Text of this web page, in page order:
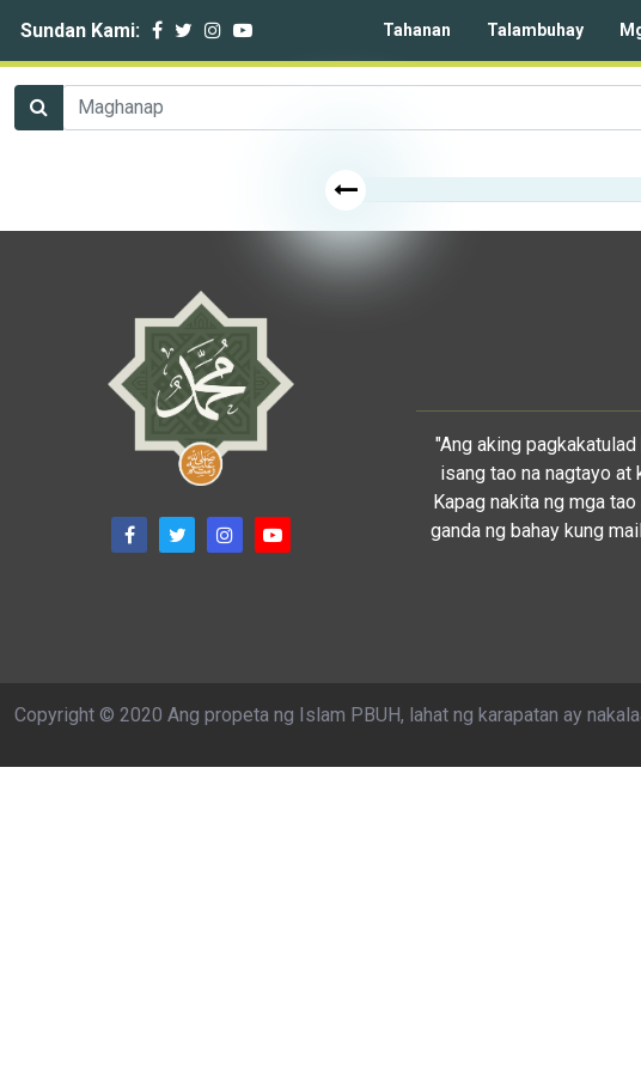
Sundan Kami: Tahanan Talambuhay
"Ang aking
isang tao na nagtayo at
Kapag nakita ng mga
ganda ng bahay kung
Copyright © 2020 Ang propeta ng Islam PBUH, lahat ng karapatan ay